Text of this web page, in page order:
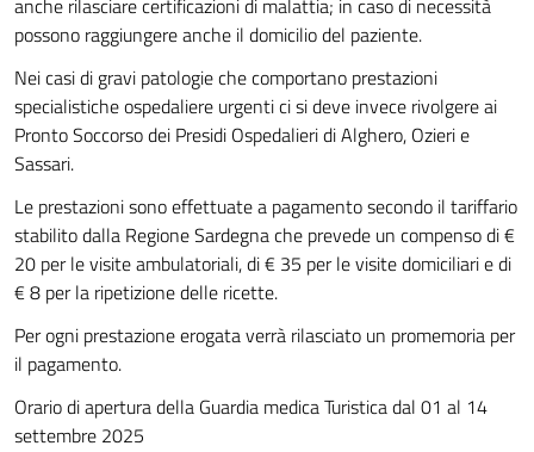
anche rilasciare certificazioni di malattia; in caso di necessità
possono raggiungere anche il domicilio del paziente.
Nei casi di gravi patologie che comportano prestazioni
specialistiche ospedaliere urgenti ci si deve invece rivolgere ai
Pronto Soccorso dei Presidi Ospedalieri di Alghero, Ozieri e
Sassari.
Le prestazioni sono effettuate a pagamento secondo il tariffario
stabilito dalla Regione Sardegna che prevede un compenso di €
20 per le visite ambulatoriali, di € 35 per le visite domiciliari e di
€ 8 per la ripetizione delle ricette.
Per ogni prestazione erogata verrà rilasciato un promemoria per
il pagamento.
Orario di apertura della Guardia medica Turistica dal 01 al 14
settembre 2025